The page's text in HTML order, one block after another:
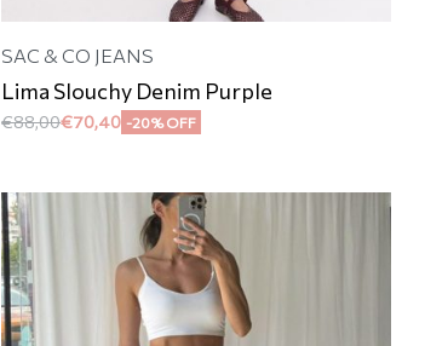
SAC & CO JEANS
Lima Slouchy Denim Purple
€88,00€70,40 -20% OFF